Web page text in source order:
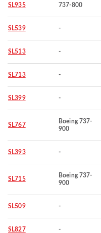
SL935 737-800
SL539 -
SL513 -
SL713 -
SL399 -
SL767
Boeing 737-
900
SL393 -
SL715
Boeing 737-
900
SL509 -
SL827 -